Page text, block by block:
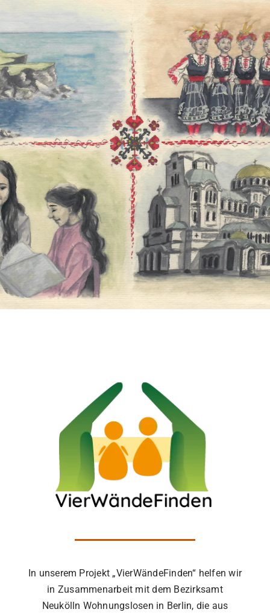
In unserem Projekt „VierWändeFinden“ helfen wir
in Zusammenarbeit mit dem Bezirksamt
Neukölln Wohnungslosen in Berlin, die aus